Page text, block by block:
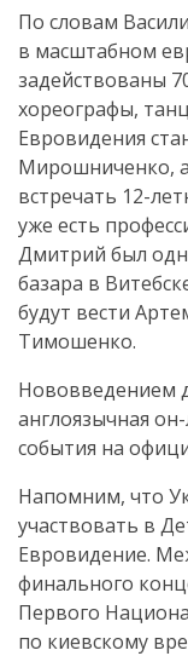
По словам
в масштабном
задействованы
хореографы,
Евровидения
Мирошниченко,
встречать 12-
уже есть
Дмитрий был
базара в
будут вести
Тимошенко.
Нововведением
англоязычная
события на
Напомним, что
участвовать в
Евровидение.
финального
Первого
по киевскому